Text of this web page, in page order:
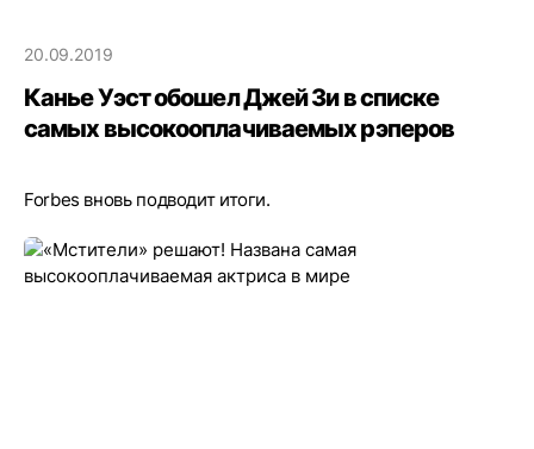
20.09.2019
Канье Уэст обошел Джей Зи в списке
самых высокооплачиваемых рэперов
Forbes вновь подводит итоги.